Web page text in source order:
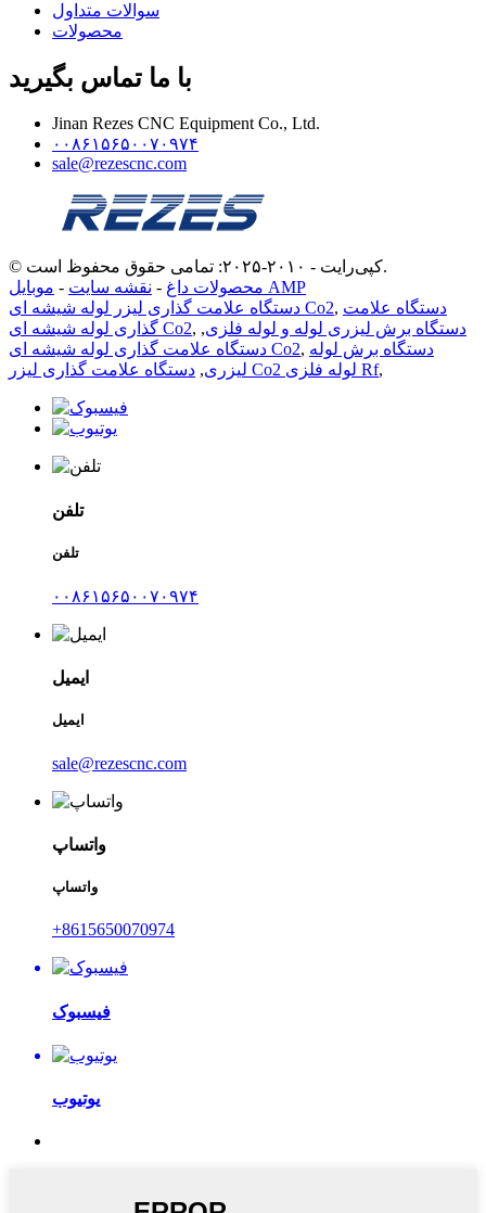
سوالات متداول
محصولات
با ما تماس بگیرید
Jinan Rezes CNC Equipment Co., Ltd.
۰۰۸۶۱۵۶۵۰۰۷۰۹۷۴
sale@rezescnc.com
© کپی‌رایت - ۲۰۱۰-۲۰۲۵: تمامی حقوق محفوظ است.
محصولات داغ - نقشه سایت -
موبایل AMP
دستگاه علامت گذاری لیزر لوله شیشه ای Co2, دستگاه علامت
گذاری لوله شیشه ای Co2, دستگاه برش لیزری لوله و لوله فلزی,
دستگاه علامت گذاری لوله شیشه ای Co2, دستگاه برش لوله
لیزری, دستگاه علامت گذاری لیزر Co2 لوله فلزی Rf,
تلفن
تلفن
۰۰۸۶۱۵۶۵۰۰۷۰۹۷۴
ایمیل
ایمیل
sale@rezescnc.com
واتساپ
واتساپ
‎+8615650070974‎
فیسبوک
یوتیوب